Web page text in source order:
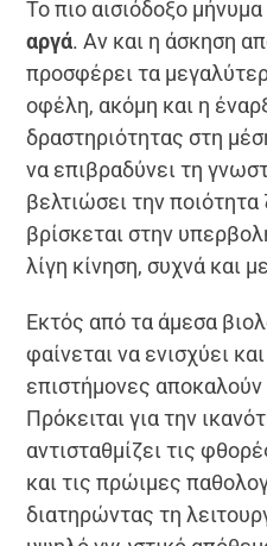
Το πιο αισιόδοξο μήνυμα
αργά. Αν και η άσκηση
προσφέρει τα
οφέλη, ακόμη και η
δραστηριότητας στη
να επιβραδύνει τη
βελτιώσει την
βρίσκεται στην
λίγη κίνηση, συχνά και
Εκτός από τα άμεσα
φαίνεται να ενισχύει
επιστήμονες αποκαλούν
Πρόκειται για την
αντισταθμίζει τις
και τις πρώιμες
διατηρώντας τη